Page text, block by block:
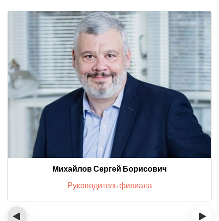
Михайлов Сергей Борисович
Руководитель филиала
‹ ›